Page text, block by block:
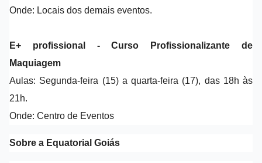
Onde: Locais dos demais eventos.
E+ profissional - Curso Profissionalizante de
Maquiagem
Aulas: Segunda-feira (15) a quarta-feira (17), das 18h às
21h.
Onde: Centro de Eventos
Sobre a Equatorial Goiás